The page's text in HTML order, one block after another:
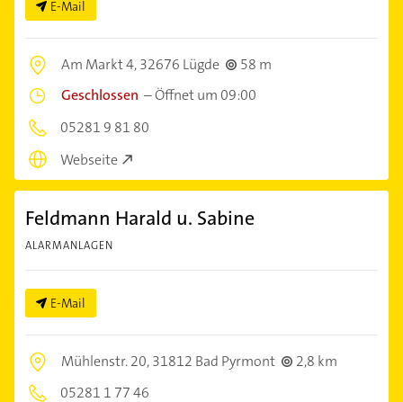
E-Mail
Am Markt 4,32676 Lügde
58 m
Geschlossen –Öffnet um 09:00
05281 9 81 80
Webseite
Feldmann Harald u. Sabine
ALARMANLAGEN
E-Mail
Mühlenstr. 20,31812 Bad Pyrmont
2,8 km
05281 1 77 46